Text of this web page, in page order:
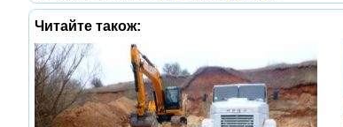
Читайте також: